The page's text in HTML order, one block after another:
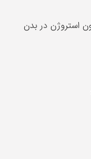
استروژن در بدن